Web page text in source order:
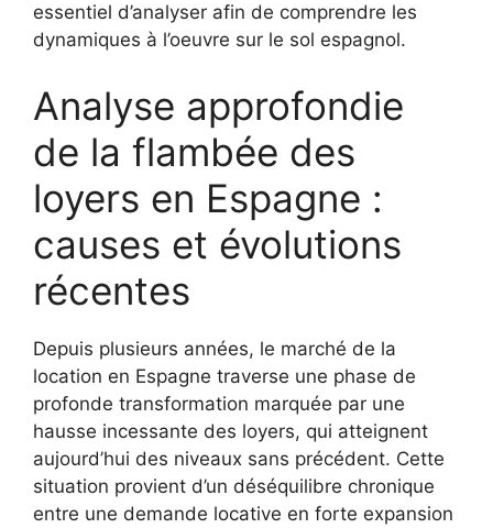
essentiel d’analyser afin de comprendre les
dynamiques à l’oeuvre sur le sol espagnol.
Analyse approfondie
de la flambée des
loyers en Espagne :
causes et évolutions
récentes
Depuis plusieurs années, le marché de la
location en Espagne traverse une phase de
profonde transformation marquée par une
hausse incessante des loyers, qui atteignent
aujourd’hui des niveaux sans précédent. Cette
situation provient d’un déséquilibre chronique
entre une demande locative en forte expansion